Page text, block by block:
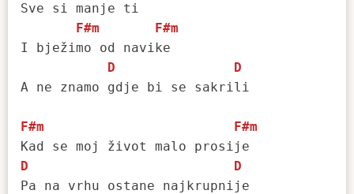
Sve si manje ti
F#m
F#m
I bježimo od navike
D
D
A ne znamo gdje bi se sakrili
F#m
F#m
D
D
Pa na vrhu ostane najkrupnije